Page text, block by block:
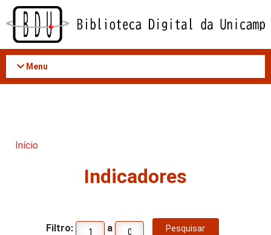
Acessar
conteúdo
Menu
Início
Indicadores
Filtro: a